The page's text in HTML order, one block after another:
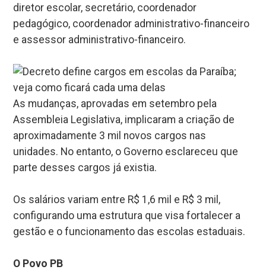
diretor escolar, secretário, coordenador
pedagógico, coordenador administrativo-financeiro
e assessor administrativo-financeiro.
As mudanças, aprovadas em setembro pela
Assembleia Legislativa, implicaram a criação de
aproximadamente 3 mil novos cargos nas
unidades. No entanto, o Governo esclareceu que
parte desses cargos já existia.
Os salários variam entre R$ 1,6 mil e R$ 3 mil,
configurando uma estrutura que visa fortalecer a
gestão e o funcionamento das escolas estaduais.
O Povo PB